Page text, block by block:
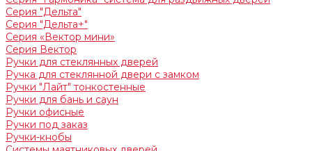
Серия "Дельта"
Серия "Дельта+"
Серия «Вектор мини»
Серия Вектор
Ручки для стеклянных дверей
Ручка для стеклянной двери с замком
Ручки "Лайт" тонкостенные
Ручки для бань и саун
Ручки офисные
Ручки под заказ
Ручки-кнобы